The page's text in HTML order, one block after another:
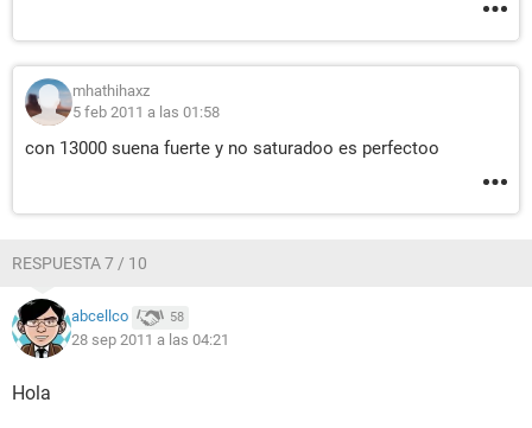
mhathihaxz
5 feb 2011 a las 01:58
con 13000 suena fuerte y no saturadoo es perfectoo
RESPUESTA 7 / 10
abcellco 58
28 sep 2011 a las 04:21
Hola